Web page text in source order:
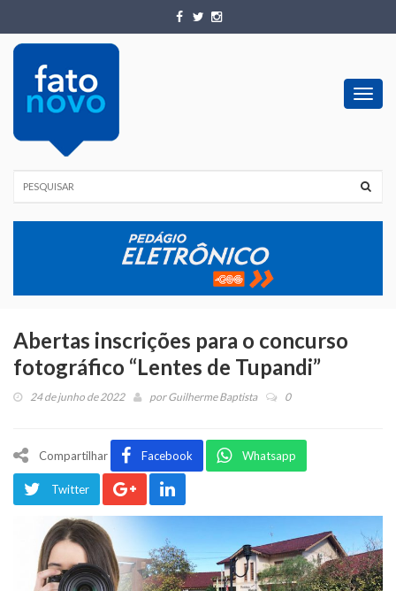
Abertas inscrições para o concurso
fotográfico “Lentes de Tupandi”
24 de junho de 2022 porGuilherme Baptista 0
Compartilhar Facebook Whatsapp
Twitter